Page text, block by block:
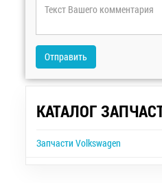
Отправить
КАТАЛОГ
Запчасти Volkswagen